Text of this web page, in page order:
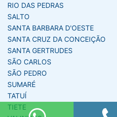
RIO DAS PEDRAS
SALTO
SANTA BARBARA D'OESTE
SANTA CRUZ DA CONCEIÇÃO
SANTA GERTRUDES
SÃO CARLOS
SÃO PEDRO
SUMARÉ
TATUÍ
TIETE